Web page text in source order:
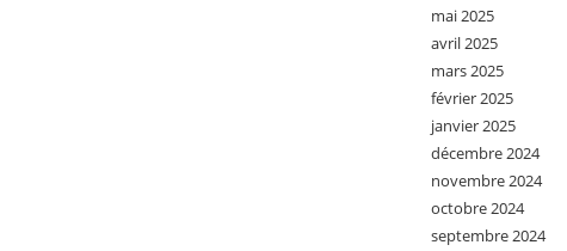
mai 2025
avril 2025
mars 2025
février 2025
janvier 2025
décembre 2024
novembre 2024
octobre 2024
septembre 2024